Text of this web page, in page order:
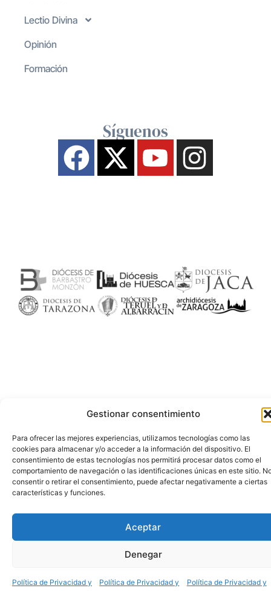
Gestionar consentimiento
Para ofrecer las mejores experiencias, utilizamos tecnologías como las
cookies para almacenar y/o acceder a la información del dispositivo. El
consentimiento de estas tecnologías nos permitirá procesar datos como el
comportamiento de navegación o las identificaciones únicas en este sitio.
consentir o retirar el consentimiento, puede afectar negativamente a ciertas
características y funciones.
Aceptar
Denegar
Política de Privacidad y Política de Privacidad y Política de Privacidad y
Lectio Divina
Opinión
Formación
Síguenos